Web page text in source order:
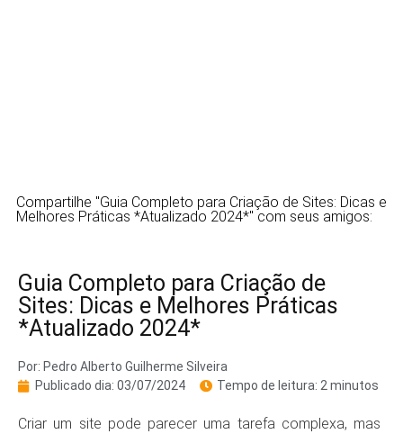
Compartilhe "Guia Completo para Criação de Sites: Dicas e
Melhores Práticas *Atualizado 2024*" com seus amigos:
Guia Completo para Criação de
Sites: Dicas e Melhores Práticas
*Atualizado 2024*
Por: Pedro Alberto Guilherme Silveira
Publicado dia: 03/07/2024 Tempo de leitura: 2 minutos
Criar um site pode parecer uma tarefa complexa, mas